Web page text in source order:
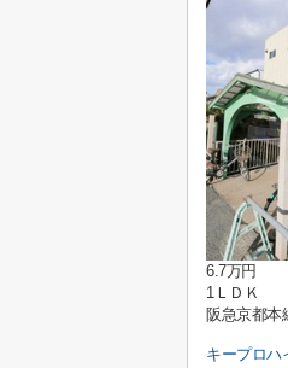
6.7万円
1ＬＤＫ
阪急京都本
キープロハ